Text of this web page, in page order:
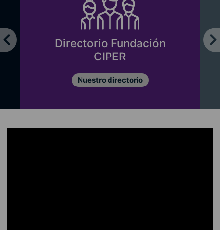
Directorio Fundación
CIPER
Nuestro directorio